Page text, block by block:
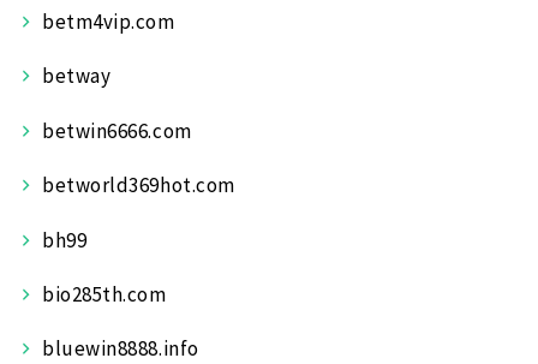
betm4vip.com
betway
betwin6666.com
betworld369hot.com
bh99
bio285th.com
bluewin8888.info